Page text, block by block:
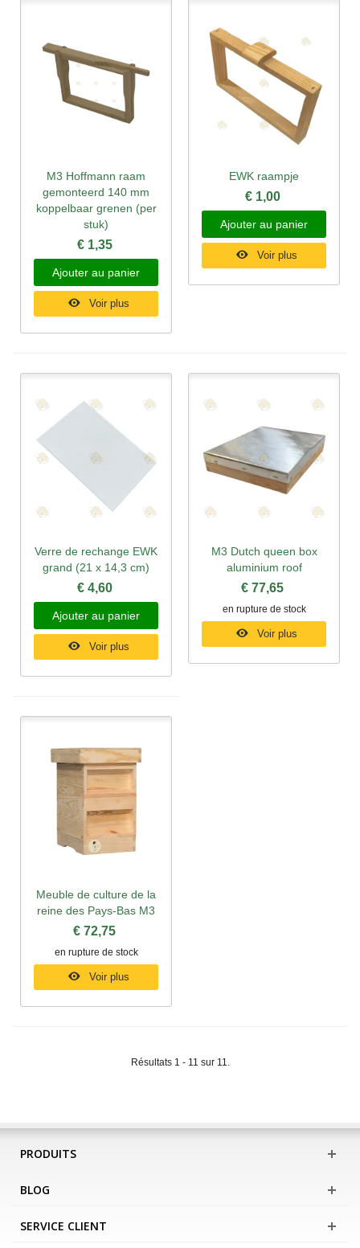
M3 Hoffmann raam
gemonteerd 140 mm
koppelbaar grenen (per
stuk)
€ 1,35
Ajouter au panier
Voir plus
EWK raampje
€ 1,00
Ajouter au panier
Voir plus
Verre de rechange EWK
grand (21 x 14,3 cm)
€ 4,60
Ajouter au panier
Voir plus
M3 Dutch queen box
aluminium roof
€ 77,65
en rupture de stock
Voir plus
Meuble de culture de la
reine des Pays-Bas M3
€ 72,75
en rupture de stock
Voir plus
Résultats 1 - 11 sur 11.
PRODUITS
BLOG
SERVICE CLIENT